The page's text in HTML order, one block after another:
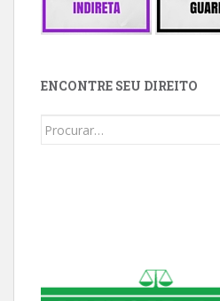
ENCONTRE SEU DIREITO
Buscar: